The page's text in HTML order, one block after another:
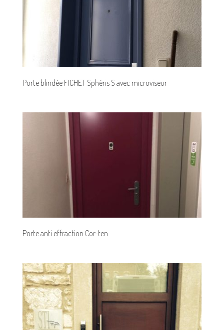
Porte blindée FICHET Sphéris S avec microviseur
Porte anti effraction Cor-ten